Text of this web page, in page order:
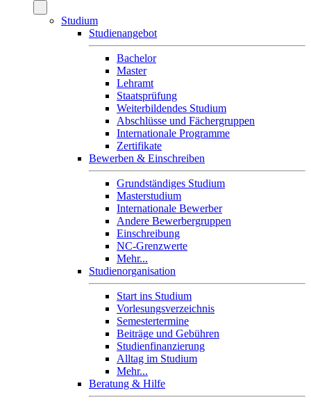
Studium
Studienangebot
Bachelor
Master
Lehramt
Staatsprüfung
Weiterbildendes Studium
Abschlüsse und Fächergruppen
Internationale Programme
Zertifikate
Bewerben & Einschreiben
Grundständiges Studium
Masterstudium
Internationale Bewerber
Andere Bewerbergruppen
Einschreibung
NC-Grenzwerte
Mehr...
Studienorganisation
Start ins Studium
Vorlesungsverzeichnis
Semestertermine
Beiträge und Gebühren
Studienfinanzierung
Alltag im Studium
Mehr...
Beratung & Hilfe